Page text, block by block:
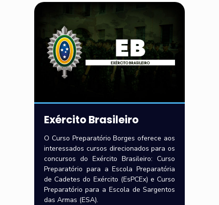
Exército Brasileiro
O Curso Preparatório Borges oferece aos
interessados cursos direcionados para os
concursos do Exército Brasileiro: Curso
Preparatório para a Escola Preparatória
de Cadetes do Exército (EsPCEx) e Curso
Preparatório para a Escola de Sargentos
das Armas (ESA).